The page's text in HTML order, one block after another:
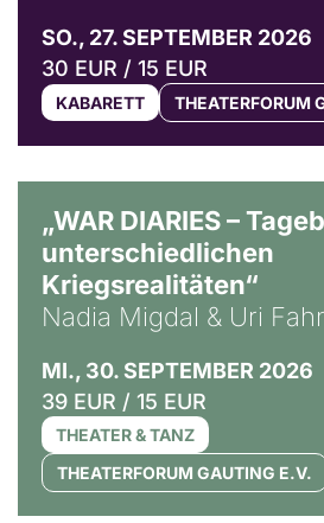
SO., 27. SEPTEMBER 2026
30 EUR / 15 EUR
KABARETT THEATERFORUM
„WAR DIARIES –
unterschiedlichen
Kriegsrealitäten“
Nadia Migdal & Uri
MI., 30. SEPTEMBER 2026
39 EUR / 15 EUR
THEATER & TANZ
THEATERFORUM GAUTING E.V.